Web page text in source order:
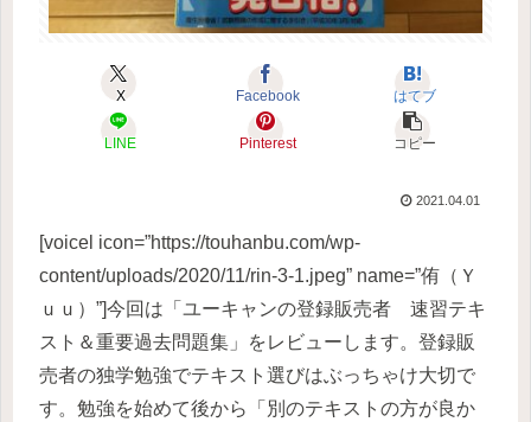
X Facebook はてブ
LINE Pinterest コピー
2021.04.01
[voicel icon=”https://touhanbu.com/wp-
content/uploads/2020/11/rin-3-1.jpeg” name=”侑（Ｙ
ｕｕ）”]今回は「ユーキャンの登録販売者 速習テキ
スト＆重要過去問題集」をレビューします。登録販
売者の独学勉強でテキスト選びはぶっちゃけ大切で
す。勉強を始めて後から「別のテキストの方が良か